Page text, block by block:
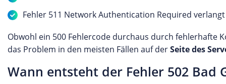
Fehler 511 Network Authentication Required
Obwohl ein 500 Fehlercode durchaus durch fehlerhafte
das Problem in den meisten Fällen auf derSeite des
Wann entsteht der Fehler 502 Bad